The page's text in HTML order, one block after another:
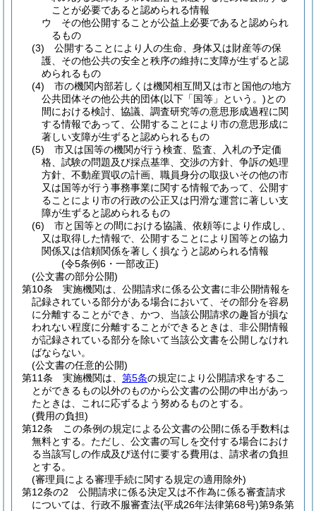
ことが必要であると認められる情報
ウ
その他公開することが公益上必要であると認められ
るもの
(3)
公開することにより人の生命、身体又は財産等の保
護、その他公共の安全と秩序の維持に支障が生ずると認
められるもの
(4)
市の機関内部若しくは機関相互間又は市と国他の地方
公共団体その他公共的団体(以下「国等」という。)との
間における検討、協議、調査研究等の意思形成過程に関
する情報であって、公開することにより市の意思形成に
著しい支障が生ずると認められるもの
(5)
市又は国等の機関が行う検査、監査、入札の予定価
格、試験の問題及び採点基準、交渉の方針、争訴の処理
方針、不動産買収の計画、職員身分の取扱いその他の市
又は国等が行う事務事業に関する情報であって、公開す
ることにより市の行政の公正又は円滑な運営に著しい支
障が生ずると認められるもの
(6)
市と国等との間における協議、依頼等により作成し、
又は取得した情報で、公開することにより国等との協力
関係又は信頼関係を著しく損なうと認められる情報
(令5条例6・一部改正)
(公文書の部分公開)
第10条
実施機関は、公開請求に係る公文書に非公開情報を
記録されている部分がある場合において、その部分を容易
に分離することができ、かつ、当該公開請求の趣旨が損な
われない程度に分離することができるときは、非公開情報
が記録されている部分を除いて当該公文書を公開しなけれ
ばならない。
(公文書の任意的公開)
第11条
実施機関は、 第5条の規定により公開請求をするこ
とができるもの以外のものから公文書の公開の申出があっ
たときは、これに応ずるよう努めるものとする。
(費用の負担)
第12条
この条例の規定による公文書の公開に係る手数料は
無料とする。 ただし、公文書の写しを交付する場合におけ
る当該写しの作成及び送付に要する費用は、請求者の負担
とする。
(審理員による審理手続に関する規定の適用除外)
第12条の2
公開請求に係る決定又は不作為に係る審査請求
については、行政不服審査法(平成26年法律第68号)第9条第